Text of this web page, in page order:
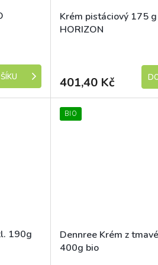
Krém pistáciový 175
HORIZON
401,40 Kč
190g
BIO
Dennree Krém z
400g bio